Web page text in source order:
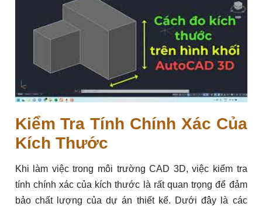
Kiểm Tra Tính Chính Xác Của
Kích Thước
Khi làm việc trong môi trường CAD 3D, việc kiểm tra
tính chính xác của kích thước là rất quan trọng để đảm
bảo chất lượng của dự án thiết kế. Dưới đây là các